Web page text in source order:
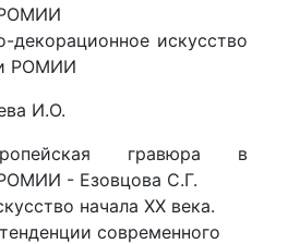
декорационное искусство
РОМИИ
И.О.
гравюра в
- Езовцова С.Г.
начала XX века.
современного